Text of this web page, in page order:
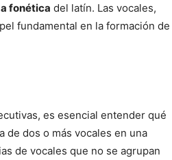
fonética del latín. Las vocales,
fundamental en la formación de
es esencial entender qué
de dos o más vocales en una
de vocales que no se agrupan